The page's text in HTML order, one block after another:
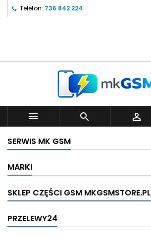
Telefon: 736 842 224
  
SERWIS MK GSM
MARKI
SKLEP CZĘŚCI GSM MKGSMSTORE.PL
PRZELEWY24